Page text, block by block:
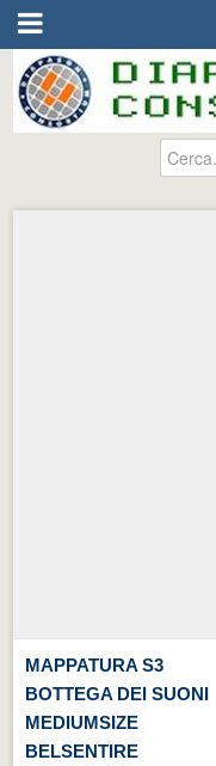
MAPPATURA S3
BOTTEGA DEI SUONI
MEDIUMSIZE
BELSENTIRE